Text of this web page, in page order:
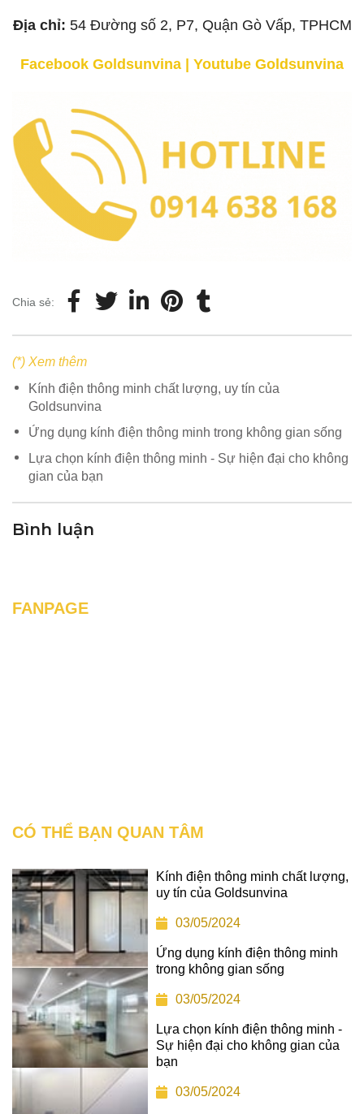
Địa chỉ: 54 Đường số 2, P7, Quận Gò Vấp, TPHCM
Facebook Goldsunvina Youtube Goldsunvina
Chia sẻ:
(*) Xem thêm
Kính điện thông minh chất lượng, uy tín của
Goldsunvina
Ứng dụng kính điện thông minh trong không gian sống
Lựa chọn kính điện thông minh - Sự hiện đại cho không
gian của bạn
Bình luận
FANPAGE
CÓ THỂ BẠN QUAN TÂM
Kính điện thông minh chất lượng,
uy tín của Goldsunvina
03/05/2024
Ứng dụng kính điện thông minh
trong không gian sống
03/05/2024
Lựa chọn kính điện thông minh -
Sự hiện đại cho không gian của
bạn
03/05/2024